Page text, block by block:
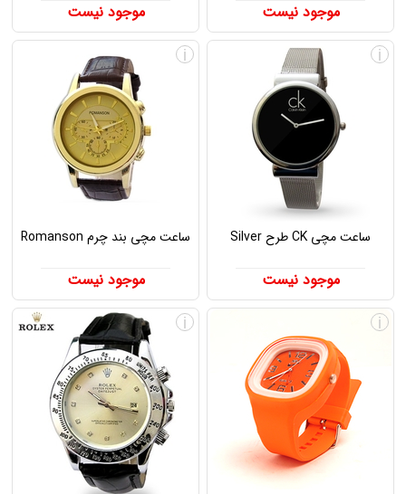
موجود نیست موجود نیست
ساعت مچی CK طرح Silver
موجود نیست
i
ساعت مچی بند چرم Romanson
موجود نیست
i
i
i